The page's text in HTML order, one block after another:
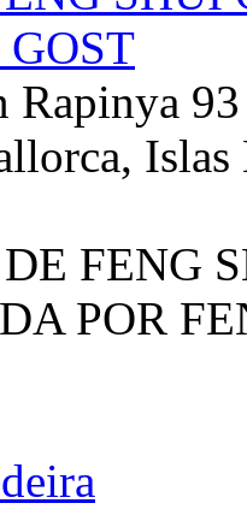
Rapinya 93
Islas
FENG
POR